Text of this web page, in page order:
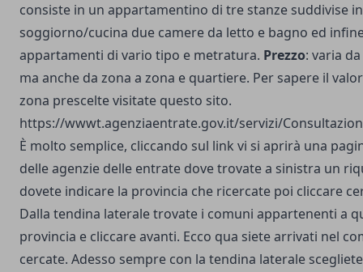
consiste in un appartamentino di tre stanze suddivise in
soggiorno/cucina due camere da letto e bagno ed
appartamenti di vario tipo e metratura. Prezzo: varia
ma anche da zona a zona e quartiere. Per sapere il
zona prescelte visitate questo sito.
https://wwwt.agenziaentrate.gov.it/servizi/
È molto semplice, cliccando sul link vi si aprirà una
delle agenzie delle entrate dove trovate a sinistra un
dovete indicare la provincia che ricercate poi cliccare
Dalla tendina laterale trovate i comuni appartenenti a
provincia e cliccare avanti. Ecco qua siete arrivati nel
cercate. Adesso sempre con la tendina laterale